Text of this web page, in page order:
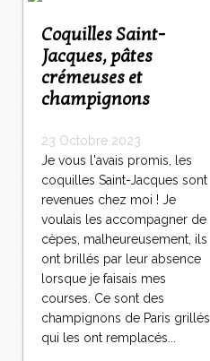
Coquilles Saint-
Jacques, pâtes
crémeuses et
champignons
23 Octobre 2023
Je vous l'avais promis, les
coquilles Saint-Jacques sont
revenues chez moi ! Je
voulais les accompagner de
cèpes, malheureusement, ils
ont brillés par leur absence
lorsque je faisais mes
courses. Ce sont des
champignons de Paris grillés
qui les ont remplacés...